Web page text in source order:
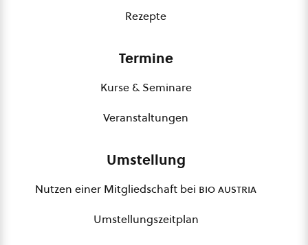
Rezepte
Termine
Kurse & Seminare
Veranstaltungen
Umstellung
Nutzen einer Mitgliedschaft bei bio austria
Umstellungszeitplan